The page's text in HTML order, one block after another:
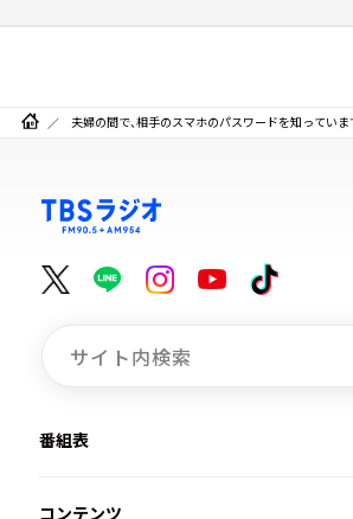
夫婦の間で、相手のスマホのパスワードを知っていま
番組表
コンテンツ